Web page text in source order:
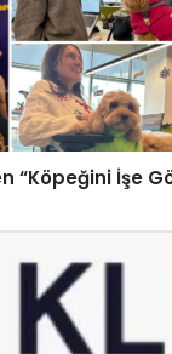
“Köpeğini İşe